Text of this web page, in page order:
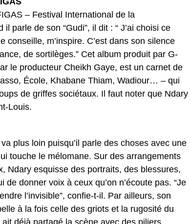
– Festival International de la
parle de son “Gudi”, il dit : “ J’ai choisi ce
m’inspire. C’est dans son silence
de sortilèges.” Cet album produit par G-
le producteur Cheikh Gaye, est un carnet de
École, Khabane Thiam, Wadiour… – qui
de griffes sociétaux. Il faut noter que Ndary
Louis.
plus loin puisqu’il parle des choses avec une
touche le mélomane. Sur des arrangements
Ndary esquisse des portraits, des blessures,
donner voix à ceux qu’on n’écoute pas. “Je
l’invisible”, confie-t-il. Par ailleurs, son
à la fois celle des griots et la rugosité du
ait déjà partagé la scène avec des piliers